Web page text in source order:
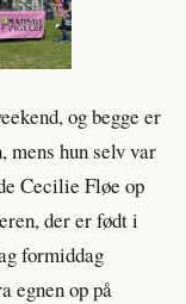
og begge er
mens hun selv var
Cecilie Fløe op
der er født i
formiddag
egnen op på